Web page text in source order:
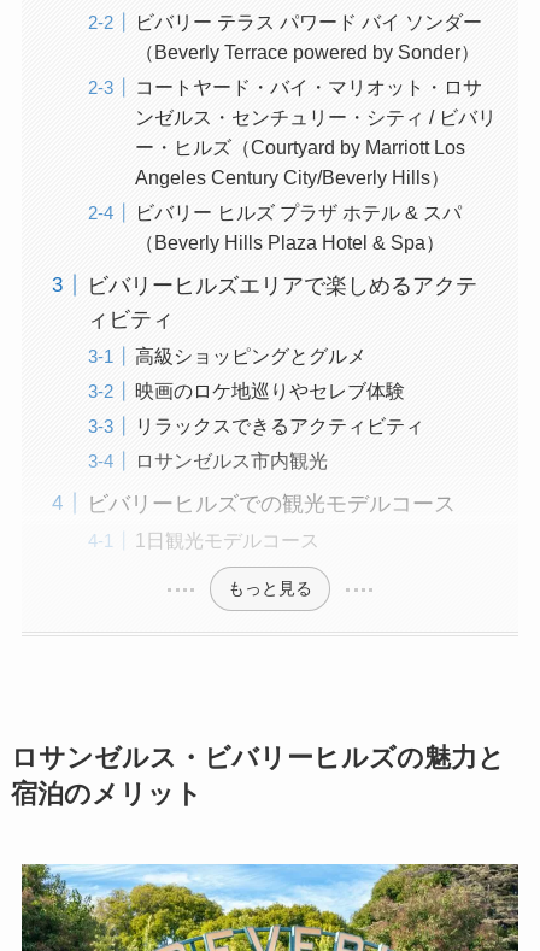
ビバリー テラス パワード バイ ソンダー
（Beverly Terrace powered by Sonder）
コートヤード・バイ・マリオット・ロサ
ンゼルス・センチュリー・シティ / ビバリ
ー・ヒルズ（Courtyard by Marriott Los
Angeles Century City/Beverly Hills）
ビバリー ヒルズ プラザ ホテル & スパ
（Beverly Hills Plaza Hotel & Spa）
ビバリーヒルズエリアで楽しめるアクテ
ィビティ
高級ショッピングとグルメ
映画のロケ地巡りやセレブ体験
リラックスできるアクティビティ
ロサンゼルス市内観光
ビバリーヒルズでの観光モデルコース
1日観光モデルコース
もっと見る
ロサンゼルス・ビバリーヒルズの魅力と
宿泊のメリット